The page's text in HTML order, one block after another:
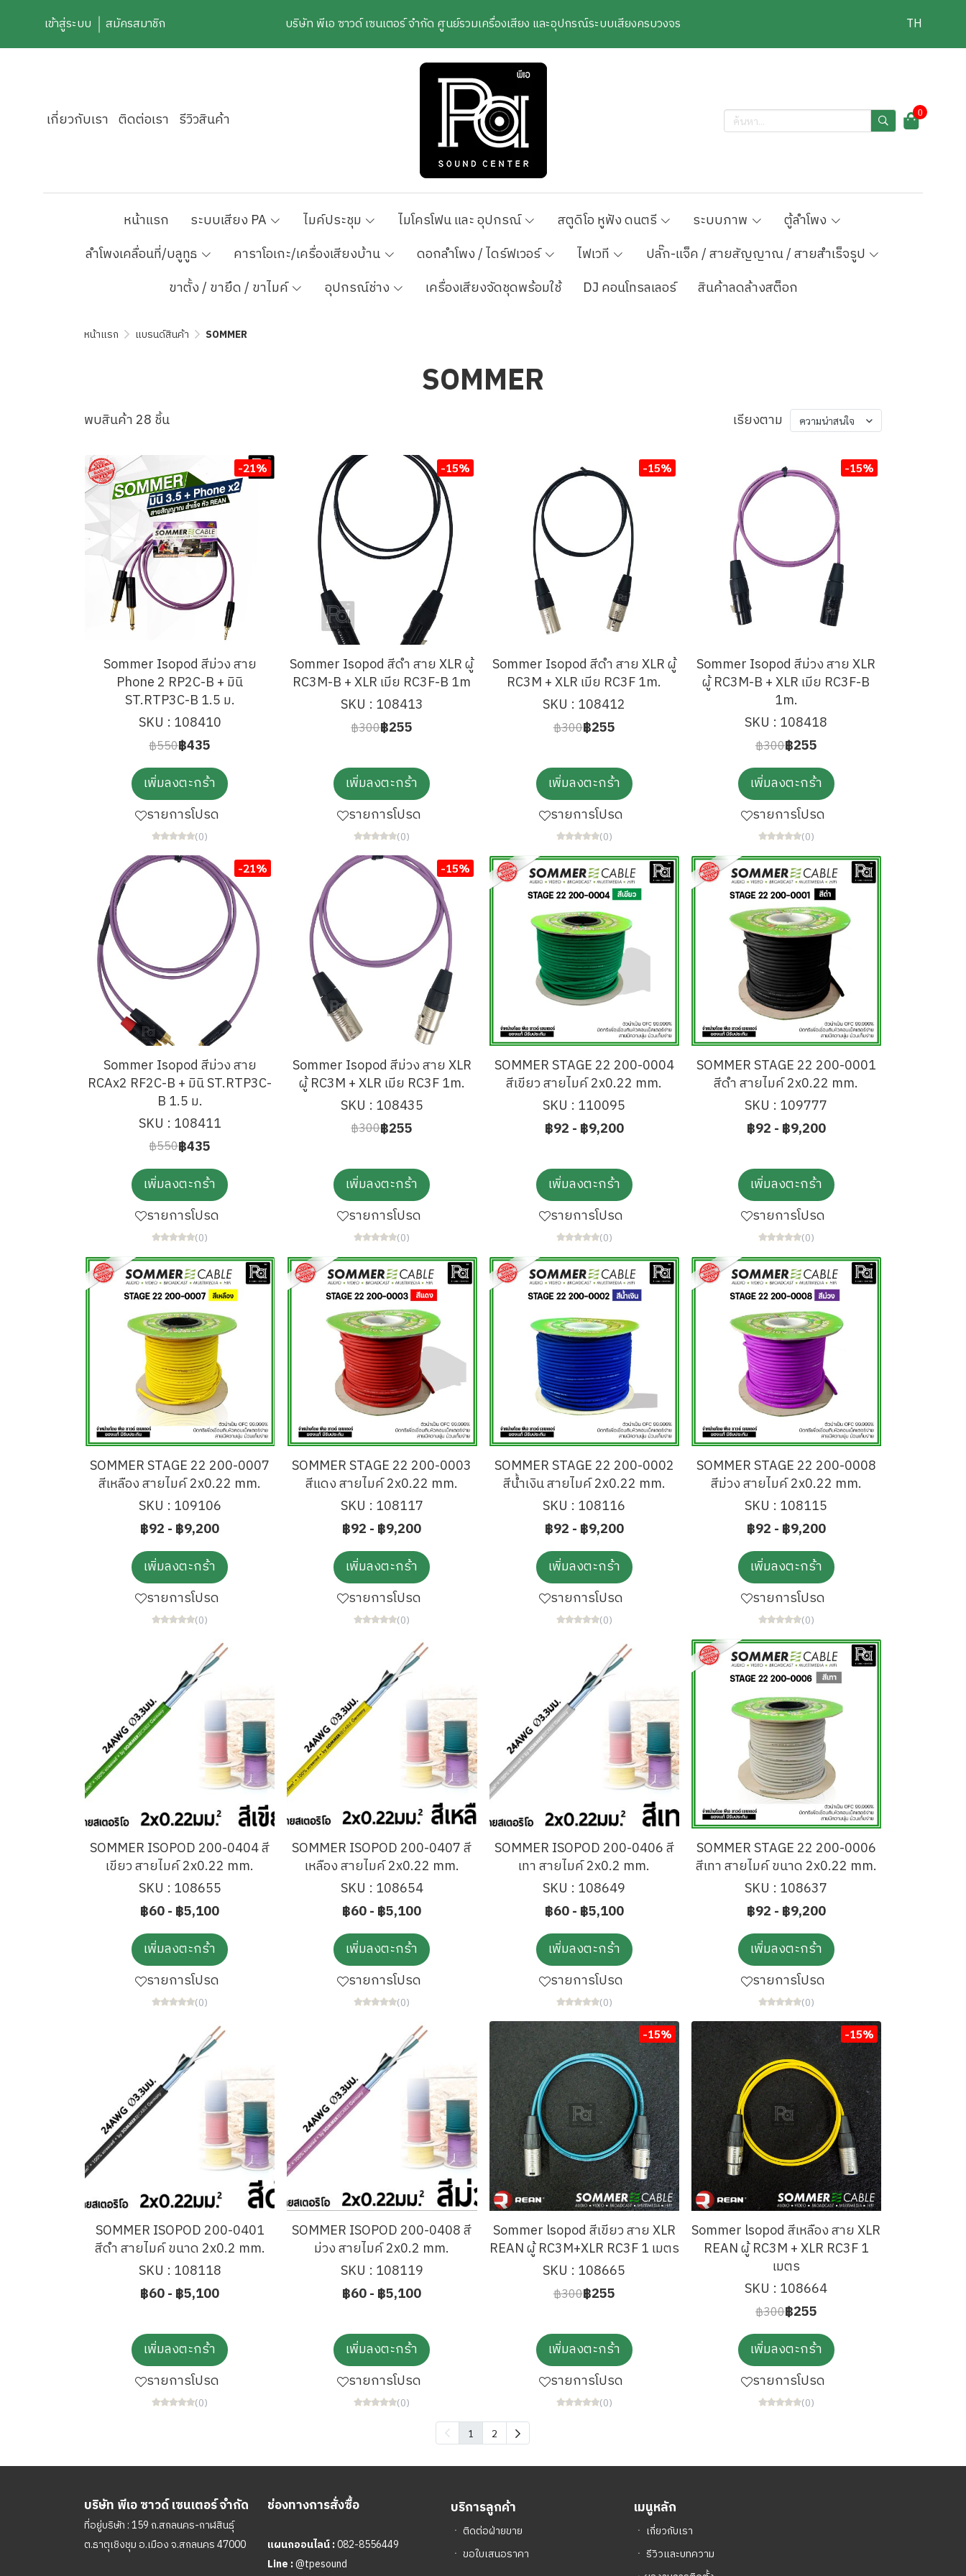
เข้าสู่ระบบ สมัครสมาชิก บริษัท พีเอ ซาวด์ เซนเตอร์ จำกัด ศูนย์รวมเครื่องเสียง และอุปกรณ์ระบบเสียงครบวงจร TH
เกี่ยวกับเรา ติดต่อเรา รีวิวสินค้า 0
หน้าแรก ระบบเสียง PA ไมค์ประชุม ไมโครโฟน และ อุปกรณ์ สตูดิโอ หูฟัง ดนตรี ระบบภาพ
ตู้ลำโพง
ลำโพงเคลื่อนที่/บลูทูธ
คาราโอเกะ/เครื่องเสียงบ้าน ดอกลำโพง / ไดร์ฟเวอร์ ไฟเวที
ปลั๊ก-แจ็ค / สายสัญญาณ / สายสำเร็จรูป
ขาตั้ง / ขายึด / ขาไมค์
อุปกรณ์ช่าง เครื่องเสียงจัดชุดพร้อมใช้ DJ คอนโทรลเลอร์ สินค้าลดล้างสต็อก
หน้าแรก แบรนด์สินค้า SOMMER
SOMMER
พบสินค้า 28 ชิ้น เรียงตาม ความน่าสนใจ
-21%
Sommer Isopod สีม่วง สาย
Phone 2 RP2C-B + มินิ
ST.RTP3C-B 1.5 ม.
SKU : 108410
฿550฿435
เพิ่มลงตะกร้า
รายการโปรด
(0)
-15%
Sommer Isopod สีดำ สาย XLR ผู้
RC3M-B + XLR เมีย RC3F-B 1m
SKU : 108413
฿300฿255
เพิ่มลงตะกร้า
รายการโปรด
(0)
-15%
Sommer Isopod สีดำ สาย XLR ผู้
RC3M + XLR เมีย RC3F 1m.
SKU : 108412
฿300฿255
เพิ่มลงตะกร้า
รายการโปรด
(0)
-15%
Sommer Isopod สีม่วง สาย XLR
ผู้ RC3M-B + XLR เมีย RC3F-B
1m.
SKU : 108418
฿300฿255
เพิ่มลงตะกร้า
รายการโปรด
(0)
-21%
Sommer Isopod สีม่วง สาย
RCAx2 RF2C-B + มินิ ST.RTP3C-
B 1.5 ม.
SKU : 108411
฿550฿435
เพิ่มลงตะกร้า
รายการโปรด
(0)
-15%
Sommer Isopod สีม่วง สาย XLR
ผู้ RC3M + XLR เมีย RC3F 1m.
SKU : 108435
฿300฿255
เพิ่มลงตะกร้า
รายการโปรด
(0)
SOMMER STAGE 22 200-0004
สีเขียว สายไมค์ 2x0.22 mm.
SKU : 110095
฿92 - ฿9,200
เพิ่มลงตะกร้า
รายการโปรด
(0)
SOMMER STAGE 22 200-0001
สีดำ สายไมค์ 2x0.22 mm.
SKU : 109777
฿92 - ฿9,200
เพิ่มลงตะกร้า
รายการโปรด
(0)
SOMMER STAGE 22 200-0007
สีเหลือง สายไมค์ 2x0.22 mm.
SKU : 109106
฿92 - ฿9,200
เพิ่มลงตะกร้า
รายการโปรด
(0)
SOMMER STAGE 22 200-0003
สีแดง สายไมค์ 2x0.22 mm.
SKU : 108117
฿92 - ฿9,200
เพิ่มลงตะกร้า
รายการโปรด
(0)
SOMMER STAGE 22 200-0002
สีน้ำเงิน สายไมค์ 2x0.22 mm.
SKU : 108116
฿92 - ฿9,200
เพิ่มลงตะกร้า
รายการโปรด
(0)
SOMMER STAGE 22 200-0008
สีม่วง สายไมค์ 2x0.22 mm.
SKU : 108115
฿92 - ฿9,200
เพิ่มลงตะกร้า
รายการโปรด
(0)
SOMMER ISOPOD 200-0404 สี
เขียว สายไมค์ 2x0.22 mm.
SKU : 108655
฿60- ฿5,100
เพิ่มลงตะกร้า
รายการโปรด
(0)
SOMMER ISOPOD 200-0407 สี
เหลือง สายไมค์ 2x0.22 mm.
SKU : 108654
฿60- ฿5,100
เพิ่มลงตะกร้า
รายการโปรด
(0)
SOMMER ISOPOD 200-0406 สี
เทา สายไมค์ 2x0.2 mm.
SKU : 108649
฿60- ฿5,100
เพิ่มลงตะกร้า
รายการโปรด
(0)
SOMMER STAGE 22 200-0006
สีเทา สายไมค์ ขนาด 2x0.22 mm.
SKU : 108637
฿92 - ฿9,200
เพิ่มลงตะกร้า
รายการโปรด
(0)
SOMMER ISOPOD 200-0401
สีดำ สายไมค์ ขนาด 2x0.2 mm.
SKU : 108118
฿60- ฿5,100
เพิ่มลงตะกร้า
รายการโปรด
(0)
SOMMER ISOPOD 200-0408 สี
ม่วง สายไมค์ 2x0.2 mm.
SKU : 108119
฿60- ฿5,100
เพิ่มลงตะกร้า
รายการโปรด
(0)
-15%
Sommer lsopod สีเขียว สาย XLR
REAN ผู้ RC3M+XLR RC3F 1 เมตร
SKU : 108665
฿300฿255
เพิ่มลงตะกร้า
รายการโปรด
(0)
-15%
Sommer lsopod สีเหลือง สาย XLR
REAN ผู้ RC3M + XLR RC3F 1
เมตร
SKU : 108664
฿300฿255
เพิ่มลงตะกร้า
รายการโปรด
(0)
1 2
บริษัท พีเอ ซาวด์ เซนเตอร์ จำกัด
ที่อยู่บริษัท : 159 ถ.สกลนคร-กาฬสินธุ์
ต.ธาตุเชิงชุม อ.เมือง จ.สกลนคร 47000
ช่องทางการสั่งซื้อ
แผนกออนไลน์ :082-8556449
Line :@tpesound
บริการลูกค้า
ㆍ ติดต่อฝ่ายขาย
ㆍ ขอใบเสนอราคา
เมนูหลัก
ㆍ เกี่ยวกับเรา
ㆍ รีวิวและบทความ